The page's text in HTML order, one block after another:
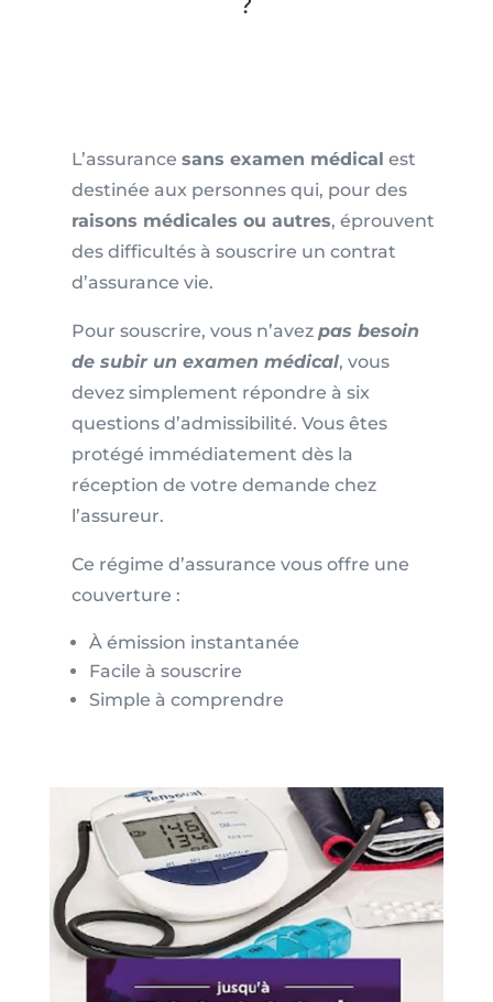
L’assurance sans examen médical est
destinée aux personnes qui, pour des
raisons médicales ou autres, éprouvent
des difficultés à souscrire un contrat
d’assurance vie.
Pour souscrire, vous n’avez pas besoin
de subir un examen médical, vous
devez simplement répondre à six
questions d’admissibilité. Vous êtes
protégé immédiatement dès la
réception de votre demande chez
l’assureur.
Ce régime d’assurance vous offre une
couverture :
À émission instantanée
Facile à souscrire
Simple à comprendre